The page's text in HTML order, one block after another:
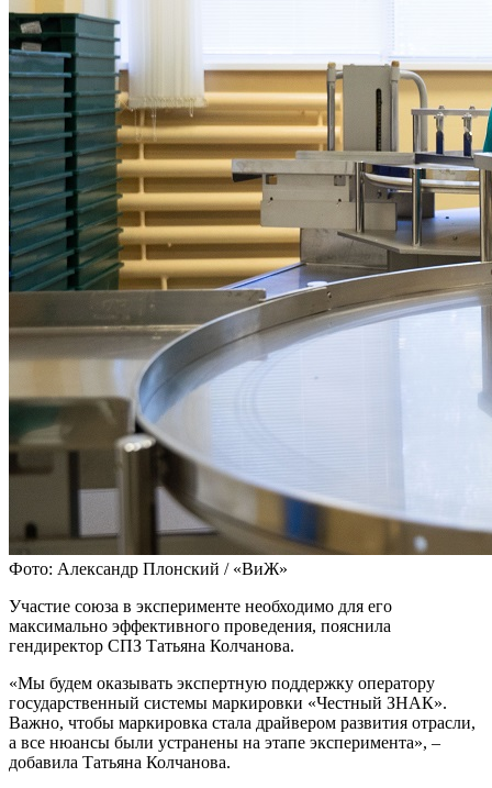
Фото: Александр Плонский / «ВиЖ»
Участие союза в эксперименте необходимо для его
максимально эффективного проведения, пояснила
гендиректор СПЗ Татьяна Колчанова.
«Мы будем оказывать экспертную поддержку оператору
государственный системы маркировки «Честный ЗНАК».
Важно, чтобы маркировка стала драйвером развития отрасли,
а все нюансы были устранены на этапе эксперимента», –
добавила Татьяна Колчанова.